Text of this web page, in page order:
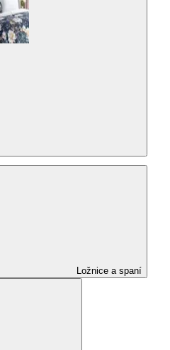
Ložnice a spaní